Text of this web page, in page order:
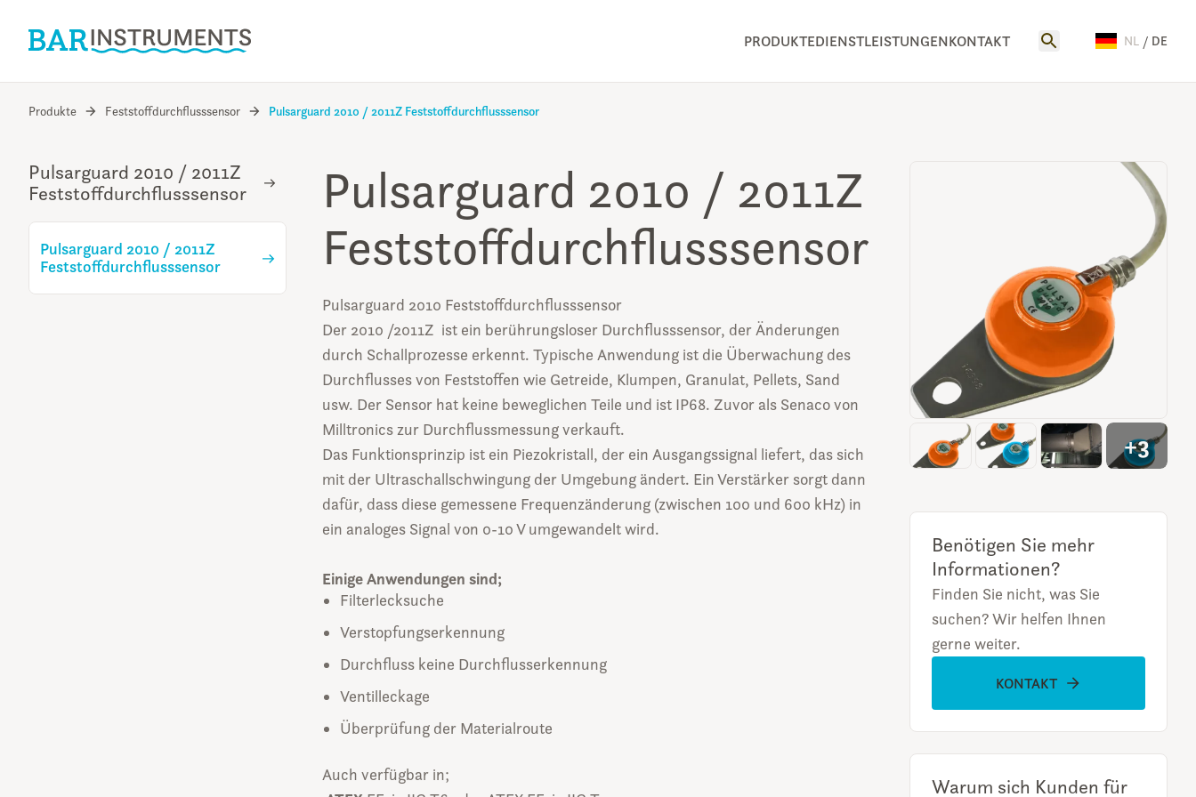
PRODUKTEDIENSTLEISTUNGENKONTAKT NL / DE
Produkte Feststoffdurchflusssensor Pulsarguard 2010 / 2011Z Feststoffdurchflusssensor
Pulsarguard 2010 / 2011Z
Feststoffdurchflusssensor
Pulsarguard 2010 / 2011Z
Feststoffdurchflusssensor
Pulsarguard 2010 / 2011Z
Feststoffdurchflusssensor
Pulsarguard 2010 Feststoffdurchflusssensor
Der 2010 /2011Z ist ein berührungsloser Durchflusssensor, der Änderungen
durch Schallprozesse erkennt. Typische Anwendung ist die Überwachung des
Durchflusses von Feststoffen wie Getreide, Klumpen, Granulat, Pellets, Sand
usw. Der Sensor hat keine beweglichen Teile und ist IP68. Zuvor als Senaco von
Milltronics zur Durchflussmessung verkauft.
Das Funktionsprinzip ist ein Piezokristall, der ein Ausgangssignal liefert, das sich
mit der Ultraschallschwingung der Umgebung ändert. Ein Verstärker sorgt dann
dafür, dass diese gemessene Frequenzänderung (zwischen 100 und 600 kHz) in
ein analoges Signal von 0-10 V umgewandelt wird.
Einige Anwendungen sind;
Filterlecksuche
Verstopfungserkennung
Durchfluss keine Durchflusserkennung
Ventilleckage
Überprüfung der Materialroute
Auch verfügbar in;
+3
Benötigen Sie mehr
Informationen?
Finden Sie nicht, was Sie
suchen? Wir helfen Ihnen
gerne weiter.
KONTAKT
Warum sich Kunden für